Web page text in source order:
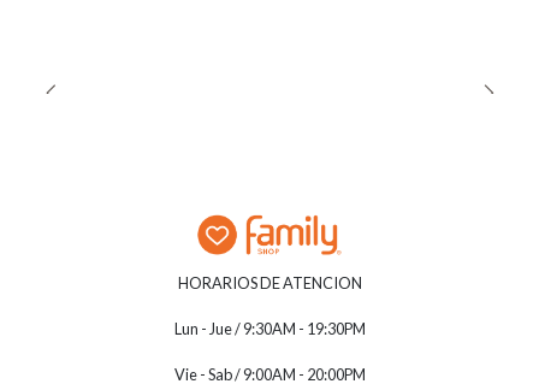
HORARIOS DE ATENCION
Lun - Jue / 9:30AM - 19:30PM
Vie - Sab / 9:00AM - 20:00PM